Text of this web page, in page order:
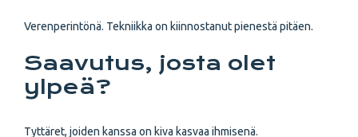
Verenperintönä. Tekniikka on kiinnostanut pienestä pitäen.
Saavutus, josta olet
ylpeä?
Tyttäret, joiden kanssa on kiva kasvaa ihmisenä.